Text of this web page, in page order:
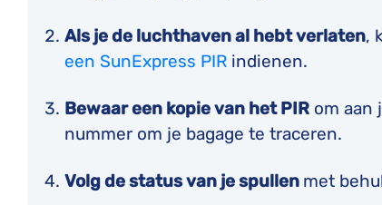
Als je de luchthaven al hebt verlaten,
een SunExpress PIR indienen.
Bewaar een kopie van het PIR om aan
nummer om je bagage te traceren.
Volg de status van je spullen met